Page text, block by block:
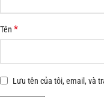
Tên *
Lưu tên của tôi, email, và